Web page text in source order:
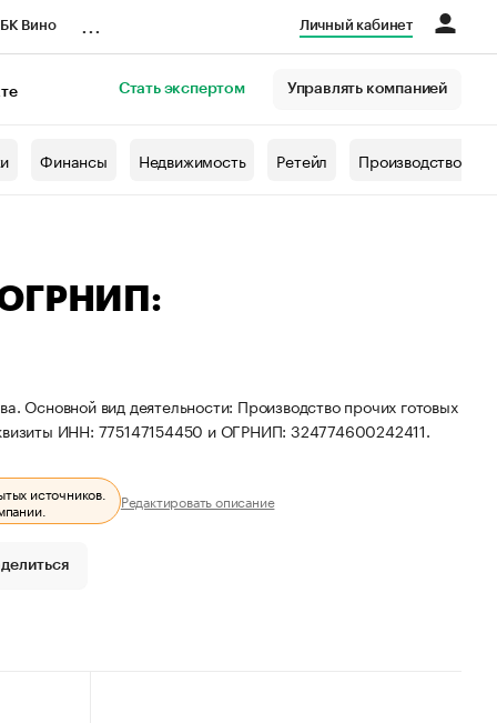
Вино Личный кабинет
Стать экспертом Управлять компанией
Финансы Недвижимость Ретейл Производство
ОГРНИП:
вид деятельности: Производство прочих готовых
ИНН: 775147154450 и ОГРНИП: 324774600242411.
источников.
Редактировать описание